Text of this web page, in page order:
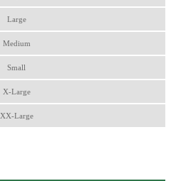
Large
Medium
Small
X-Large
XX-Large